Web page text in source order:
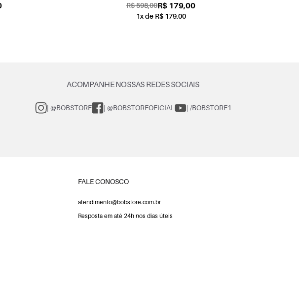
R$ 598,00R$ 179,00
1x de R$ 179,00
ACOMPANHE NOSSAS REDES SOCIAIS
| @BOBSTORE | @BOBSTOREOFICIAL | /BOBSTORE1
FALE CONOSCO
atendimento@bobstore.com.br
Resposta em até 24h nos dias úteis